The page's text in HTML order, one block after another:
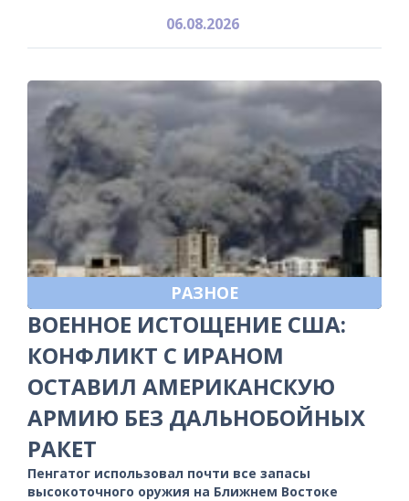
06.08.2026
РАЗНОЕ
ВОЕННОЕ ИСТОЩЕНИЕ США:
КОНФЛИКТ С ИРАНОМ
ОСТАВИЛ АМЕРИКАНСКУЮ
АРМИЮ БЕЗ ДАЛЬНОБОЙНЫХ
РАКЕТ
Пенгатог использовал почти все запасы
высокоточного оружия на Ближнем Востоке